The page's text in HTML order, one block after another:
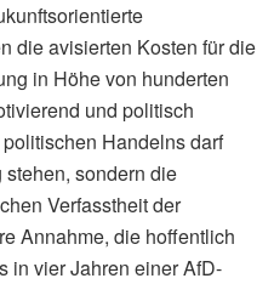
die avisierten Kosten für die
in Höhe von hunderten
und politisch
Handelns darf
sondern die
Verfasstheit der
Annahme, die hoffentlich
in vier Jahren einer AfD-